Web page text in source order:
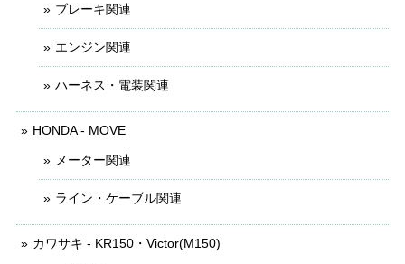
ブレーキ関連
エンジン関連
ハーネス・電装関連
HONDA - MOVE
メーター関連
ライン・ケーブル関連
カワサキ - KR150・Victor(M150)